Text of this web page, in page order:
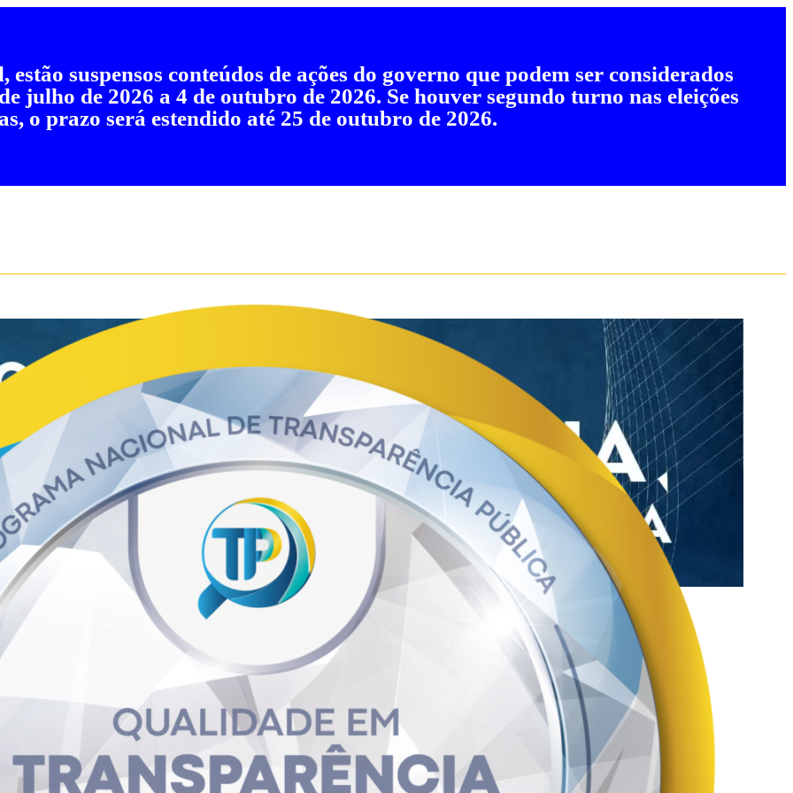
suspensos conteúdos de ações do governo que podem ser considerados
julho de 2026 a 4 de outubro de 2026. Se houver segundo turno nas eleições
o prazo será estendido até 25 de outubro de 2026.